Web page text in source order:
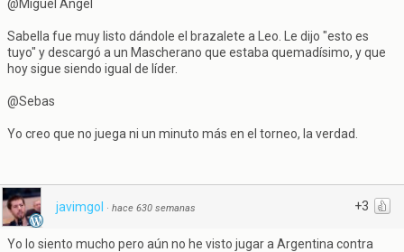
@Miguel Ángel
Sabella fue muy listo dándole el brazalete a Leo. Le dijo "esto es
tuyo" y descargó a un Mascherano que estaba quemadísimo, y que
hoy sigue siendo igual de líder.
@Sebas
Yo creo que no juega ni un minuto más en el torneo, la verdad.
+3
javimgol · hace 630 semanas
Yo lo siento mucho pero aún no he visto jugar a Argentina contra